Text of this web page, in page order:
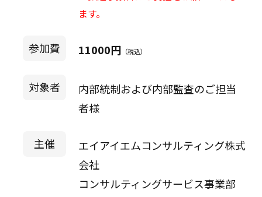
ます。
参加費 11000円 （税込）
対象者
内部統制および内部監査のご担当
者様
主催
エイアイエムコンサルティング株式
会社
コンサルティングサービス事業部